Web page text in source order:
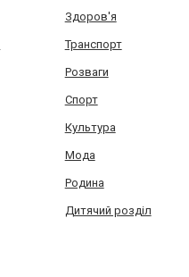
Здоров'я
Транспорт
Розваги
Спорт
Культура
Мода
Родина
Дитячий розділ